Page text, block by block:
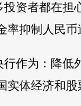
资者都在
抑制人民
作为：降
体经济和股